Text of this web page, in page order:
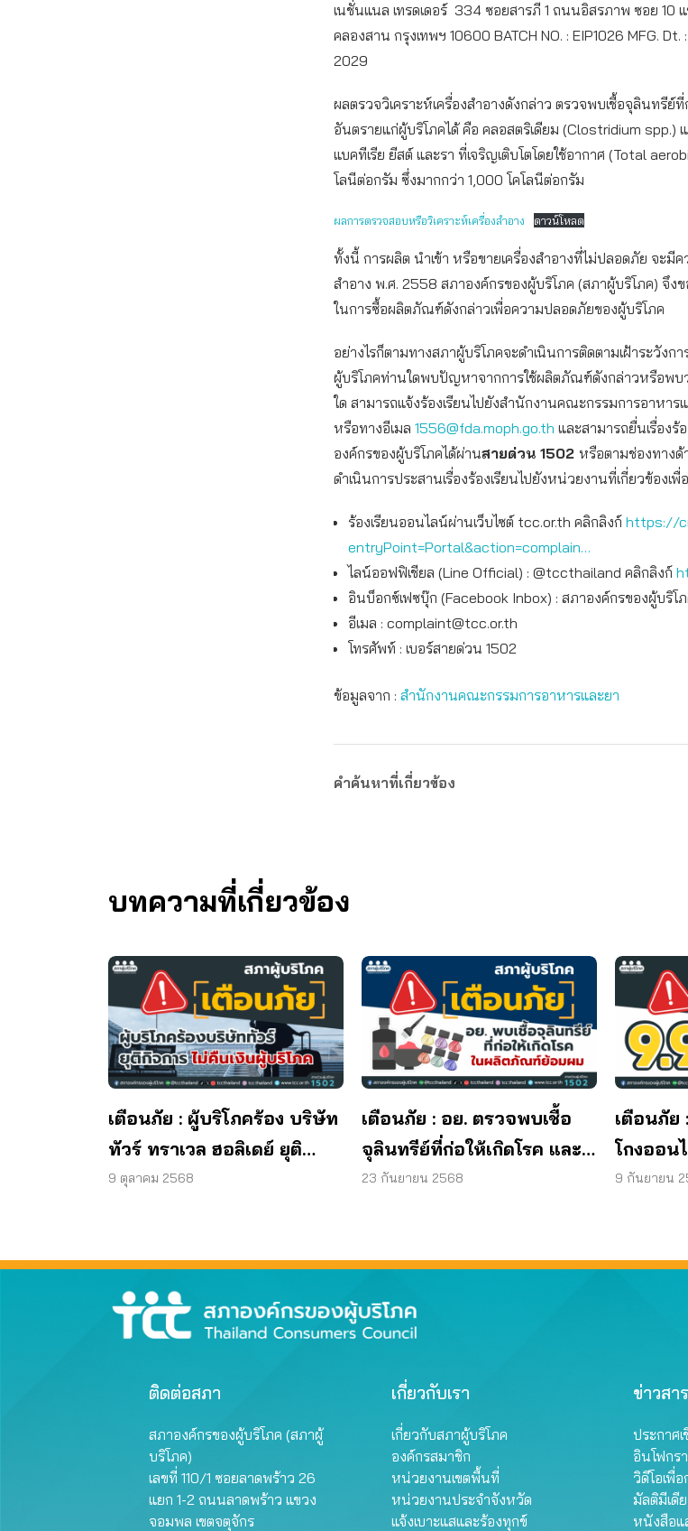
เนชั่นแนล เทรดเดอร์ 334 ซอยสารภี 1 ถนนอิสรภาพ ซอย 10 แ
คลองสาน กรุงเทพฯ 10600 BATCH NO. : EIP1026 MFG. Dt.
2029
ผลตรวจวิเคราะห์เครื่องสำอางดังกล่าว ตรวจพบเชื้อจุลินทรีย์ที่
อันตรายแก่ผู้บริโภคได้ คือ คลอสตริเดียม (Clostridium spp.)
แบคทีเรีย ยีสต์ และรา ที่เจริญเติบโตโดยใช้อากาศ (Total
โลนีต่อกรัม ซึ่งมากกว่า 1,000 โคโลนีต่อกรัม
ผลการตรวจสอบหรือวิเคราะห์เครื่องสำอาง ดาวน์โหลด
ทั้งนี้ การผลิต นำเข้า หรือขายเครื่องสำอางที่ไม่ปลอดภัย จะ
สำอาง พ.ศ. 2558 สภาองค์กรของผู้บริโภค (สภาผู้บริโภค) จึง
ในการซื้อผลิตภัณฑ์ดังกล่าวเพื่อความปลอดภัยของผู้บริโภค
อย่างไรก็ตามทางสภาผู้บริโภคจะดำเนินการติดตามเฝ้าระวัง
ผู้บริโภคท่านใดพบปัญหาจากการใช้ผลิตภัณฑ์ดังกล่าวหรือพบ
ใด สามารถแจ้งร้องเรียนไปยังสำนักงานคณะกรรมการอาหาร
หรือทางอีเมล 1556@fda.moph.go.th และสามารถยื่นเรื่องร้
องค์กรของผู้บริโภคได้ผ่านสายด่วน 1502 หรือตามช่องทางด้
ดำเนินการประสานเรื่องร้องเรียนไปยังหน่วยงานที่เกี่ยวข้องเ
ร้องเรียนออนไลน์ผ่านเว็บไซต์ tcc.or.th คลิกลิงก์ https://
entryPoint=Portal&action=complain…
ไลน์ออฟฟิเชียล (Line Official) : @tccthailand คลิกลิงก์
อินบ็อกซ์เฟซบุ๊ก (Facebook Inbox) : สภาองค์กรของผู้บริโ
อีเมล : complaint@tcc.or.th
โทรศัพท์ : เบอร์สายด่วน 1502
ข้อมูลจาก : สำนักงานคณะกรรมการอาหารและยา
คำค้นหาที่เกี่ยวข้อง
บทความที่เกี่ยวข้อง
เตือนภัย : ผู้บริโภคร้อง บริษัท
ทัวร์ ทราเวล ฮอลิเดย์ ยุติ
กิจการ ไม่คืนเงินผู้บริโภค
9 ตุลาคม 2568
เตือนภัย : อย. ตรวจพบเชื้อ
จุลินทรีย์ที่ก่อให้เกิดโรค และ
พบแบคทีเรีย ยีสต์ และรา เกิน
23 กันยายน 2568
เตือนภัย
โกงออน
หลอกบ่อ
9 กันยายน
ติดต่อสภา
สภาองค์กรของผู้บริโภค (สภาผู้
บริโภค)
เลขที่ 110/1 ซอยลาดพร้าว 26
แยก 1-2 ถนนลาดพร้าว แขวง
จอมพล เขตจตุจักร
เกี่ยวกับเรา
เกี่ยวกับสภาผู้บริโภค
องค์กรสมาชิก
หน่วยงานเขตพื้นที่
หน่วยงานประจำจังหวัด
แจ้งเบาะแสและร้องทุกข์
ข่าวสา
ประกาศ
อินโฟกร
วิดีโอเพื่อ
มัลติมีเดีย
หนังสือแ